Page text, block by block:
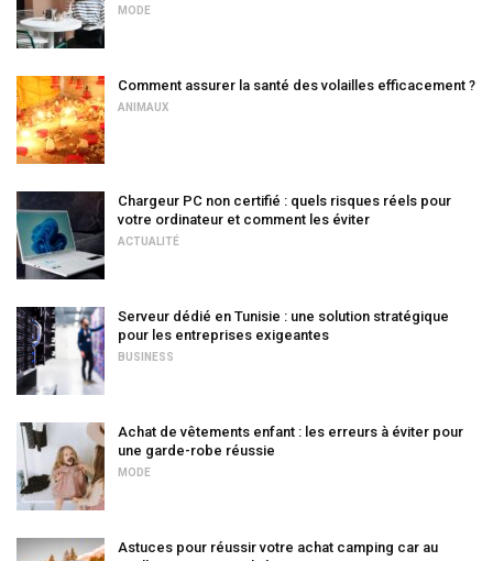
MODE
Comment assurer la santé des volailles efficacement ?
ANIMAUX
Chargeur PC non certifié : quels risques réels pour
votre ordinateur et comment les éviter
ACTUALITÉ
Serveur dédié en Tunisie : une solution stratégique
pour les entreprises exigeantes
BUSINESS
Achat de vêtements enfant : les erreurs à éviter pour
une garde-robe réussie
MODE
Astuces pour réussir votre achat camping car au